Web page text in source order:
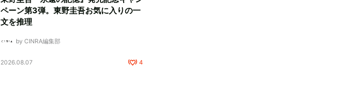
ペーン第3弾。東野圭吾お気に入りの一
文を推理
by CINRA編集部
2026.08.07 4